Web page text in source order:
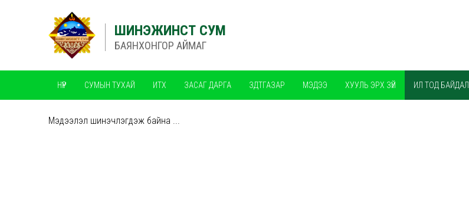
ШИНЭЖИНСТ СУМ
БАЯНХОНГОР АЙМАГ
НҮҮР СУМЫН ТУХАЙ ИТХ ЗАСАГ ДАРГА ЗДТГАЗАР МЭДЭЭ ХУУЛЬ ЭРХ ЗҮЙ ИЛ ТОД БАЙДАЛ
ЧАНАРЫН МЕНЕЖМЕНТИЙН ТОГТОЛЦОО ISO
Мэдээлэл шинэчлэгдэж байна ...